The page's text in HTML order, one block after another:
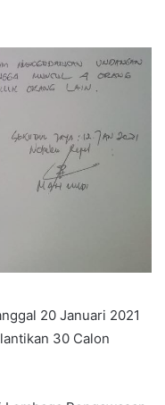
20 Januari 2021
30 Calon